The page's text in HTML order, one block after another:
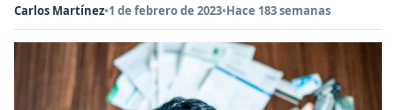
Carlos Martínez•1 de febrero de 2023•Hace 183 semanas